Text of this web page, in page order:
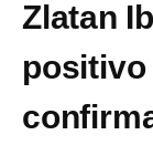
Zlatan